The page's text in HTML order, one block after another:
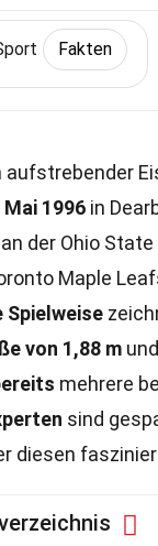
Fakten
Mai 1996 in
an der Ohio
Maple
Spielweise
von 1,88 m
mehrere
sind
diesen